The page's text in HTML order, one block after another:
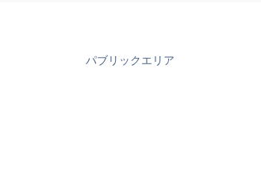
パブリックエリア